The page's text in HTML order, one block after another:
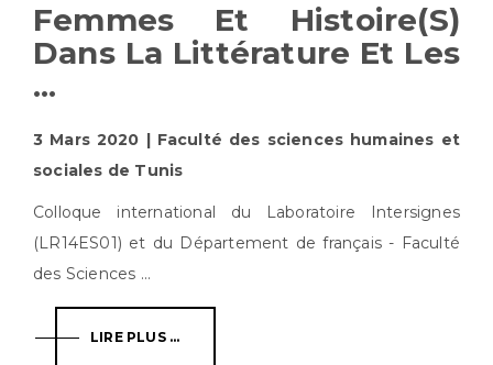
Femmes Et Histoire(s)
Dans La Littérature Et Les
...
3 Mars 2020 | Faculté des sciences humaines et
sociales de Tunis
Colloque international du Laboratoire Intersignes
(LR14ES01) et du Département de français - Faculté
des Sciences ...
LIRE PLUS ...